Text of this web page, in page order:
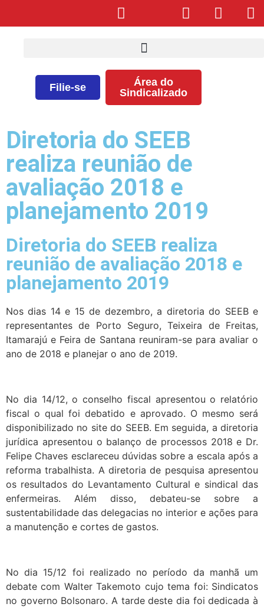
Filie-se
Área do
Sindicalizado
Diretoria do SEEB
realiza reunião de
avaliação 2018 e
planejamento 2019
Diretoria do SEEB realiza
reunião de avaliação 2018 e
planejamento 2019
Nos dias 14 e 15 de dezembro, a diretoria do SEEB e
representantes de Porto Seguro, Teixeira de Freitas,
Itamarajú e Feira de Santana reuniram-se para avaliar o
ano de 2018 e planejar o ano de 2019.
No dia 14/12, o conselho fiscal apresentou o relatório
fiscal o qual foi debatido e aprovado. O mesmo será
disponibilizado no site do SEEB. Em seguida, a diretoria
jurídica apresentou o balanço de processos 2018 e Dr.
Felipe Chaves esclareceu dúvidas sobre a escala após a
reforma trabalhista. A diretoria de pesquisa apresentou
os resultados do Levantamento Cultural e sindical das
enfermeiras. Além disso, debateu-se sobre a
sustentabilidade das delegacias no interior e ações para
a manutenção e cortes de gastos.
No dia 15/12 foi realizado no período da manhã um
debate com Walter Takemoto cujo tema foi: Sindicatos
no governo Bolsonaro. A tarde deste dia foi dedicada à